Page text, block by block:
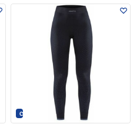
CRAFT - PEC POD SNĚŽKOU